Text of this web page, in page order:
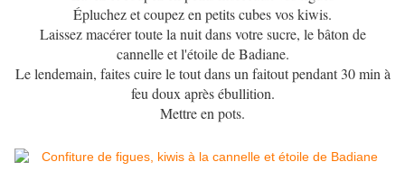
Épluchez et coupez en petits cubes vos kiwis.
Laissez macérer toute la nuit dans votre sucre, le bâton de
cannelle et l'étoile de Badiane.
Le lendemain, faites cuire le tout dans un faitout pendant 30 min à
feu doux après ébullition.
Mettre en pots.